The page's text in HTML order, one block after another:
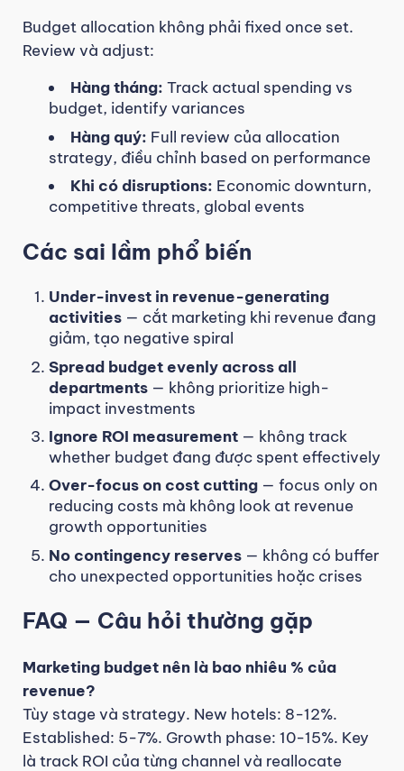
Budget allocation không phải fixed once set.
Review và adjust:
Hàng tháng: Track actual spending vs
budget, identify variances
Hàng quý: Full review của allocation
strategy, điều chỉnh based on performance
Khi có disruptions: Economic downturn,
competitive threats, global events
Các sai lầm phổ biến
Under-invest in revenue-generating
activities — cắt marketing khi revenue đang
giảm, tạo negative spiral
Spread budget evenly across all
departments — không prioritize high-
impact investments
Ignore ROI measurement — không track
whether budget đang được spent effectively
Over-focus on cost cutting — focus only on
reducing costs mà không look at revenue
growth opportunities
No contingency reserves — không có buffer
cho unexpected opportunities hoặc crises
FAQ — Câu hỏi thường gặp
Marketing budget nên là bao nhiêu % của
revenue?
Tùy stage và strategy. New hotels: 8-12%.
Established: 5-7%. Growth phase: 10-15%. Key
là track ROI của từng channel và reallocate